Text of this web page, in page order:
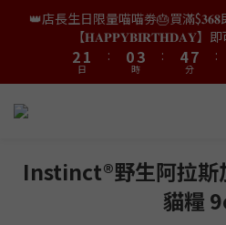
👑店長生日限量喵喵劵🎂買滿
【𝐇𝐀𝐏𝐏𝐘𝐁𝐈𝐑𝐓𝐇𝐃𝐀𝐘】即
4
2
1
3
2
1
0
日
:
2
1
0
5
4
3
2
時
:
6
5
4
3
9
8
7
6
2
1
0
分
:
👑店長生日限量喵喵劵🎂買滿
【𝐇𝐀𝐏𝐏𝐘𝐁𝐈𝐑𝐓𝐇𝐃𝐀𝐘】即
4
2
1
3
2
1
0
日
:
2
1
0
5
4
3
2
時
:
6
5
4
3
9
8
7
6
2
1
0
分
:
👑店長生日限定🎂官網滿$𝟔𝟎𝟎｜
具😻貓咪最愛✨𝐌𝐎𝐅𝐔
8
7
6
5
0
7
6
5
4
6
5
4
3
9
8
7
6
2
1
9
8
7
3
2
1
6
5
4
✨獨家優惠✨限時第𝟐件半價🔥🇳🇿
😻𝟗𝟎%鮮肉內臟
9
5
4
9
8
4
3
9
8
7
3
2
6
5
7
6
5
9
8
9
8
8
7
7
6 9
9
Instinct®野生阿拉斯
貓糧